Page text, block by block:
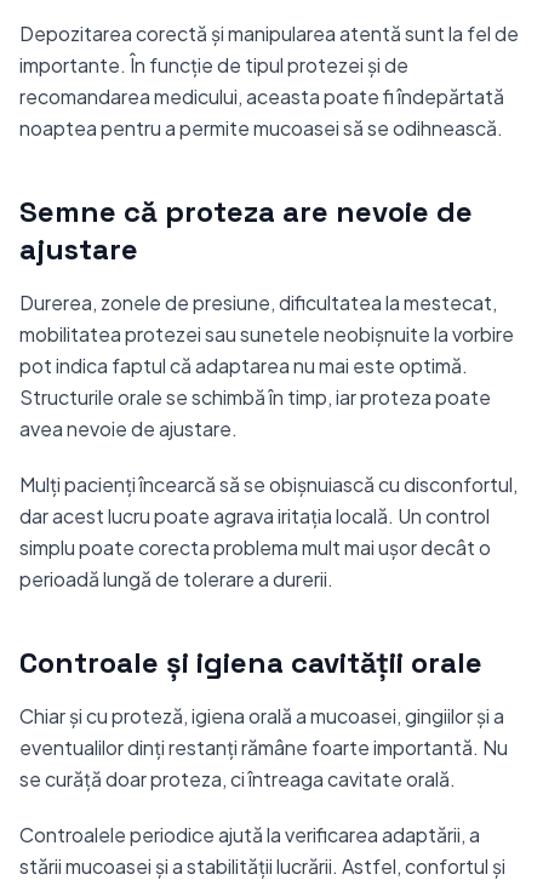
Depozitarea corectă și manipularea atentă sunt la fel de
importante. În funcție de tipul protezei și de
recomandarea medicului, aceasta poate fi îndepărtată
noaptea pentru a permite mucoasei să se odihnească.
Semne că proteza are nevoie de
ajustare
Durerea, zonele de presiune, dificultatea la mestecat,
mobilitatea protezei sau sunetele neobișnuite la vorbire
pot indica faptul că adaptarea nu mai este optimă.
Structurile orale se schimbă în timp, iar proteza poate
avea nevoie de ajustare.
Mulți pacienți încearcă să se obișnuiască cu disconfortul,
dar acest lucru poate agrava iritația locală. Un control
simplu poate corecta problema mult mai ușor decât o
perioadă lungă de tolerare a durerii.
Controale și igiena cavității orale
Chiar și cu proteză, igiena orală a mucoasei, gingiilor și a
eventualilor dinți restanți rămâne foarte importantă. Nu
se curăță doar proteza, ci întreaga cavitate orală.
Controalele periodice ajută la verificarea adaptării, a
stării mucoasei și a stabilității lucrării. Astfel, confortul și